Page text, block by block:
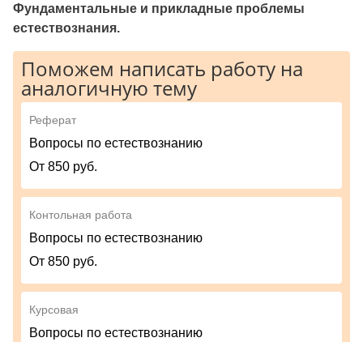
Фундаментальные и прикладные проблемы
естествознания.
Поможем написать работу на
аналогичную тему
Реферат
Вопросы по естествознанию
От 850 руб.
Контольная работа
Вопросы по естествознанию
От 850 руб.
Курсовая
Вопросы по естествознанию